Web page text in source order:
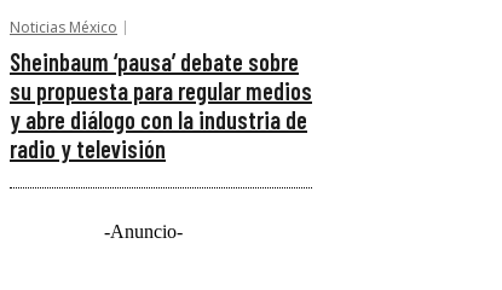
Noticias México
Sheinbaum ‘pausa’ debate sobre
su propuesta para regular medios
y abre diálogo con la industria de
radio y televisión
-Anuncio-